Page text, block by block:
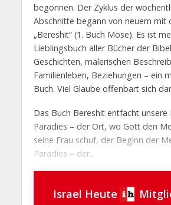
begonnen. Der Zyklus der
Abschnitte begann von neuem mit
„Bereshit“ (1. Buch Mose). Es ist
Lieblingsbuch aller Bücher der
Geschichten, malerischen
Familienleben, Beziehungen – ein
Buch. Viel Glaube offenbart sich
Das Buch Bereshit entfacht unsere
Paradies – der Ort, wo Gott den
seine Frau schuf, der Beginn der
Paradies – der...
Israel Heute